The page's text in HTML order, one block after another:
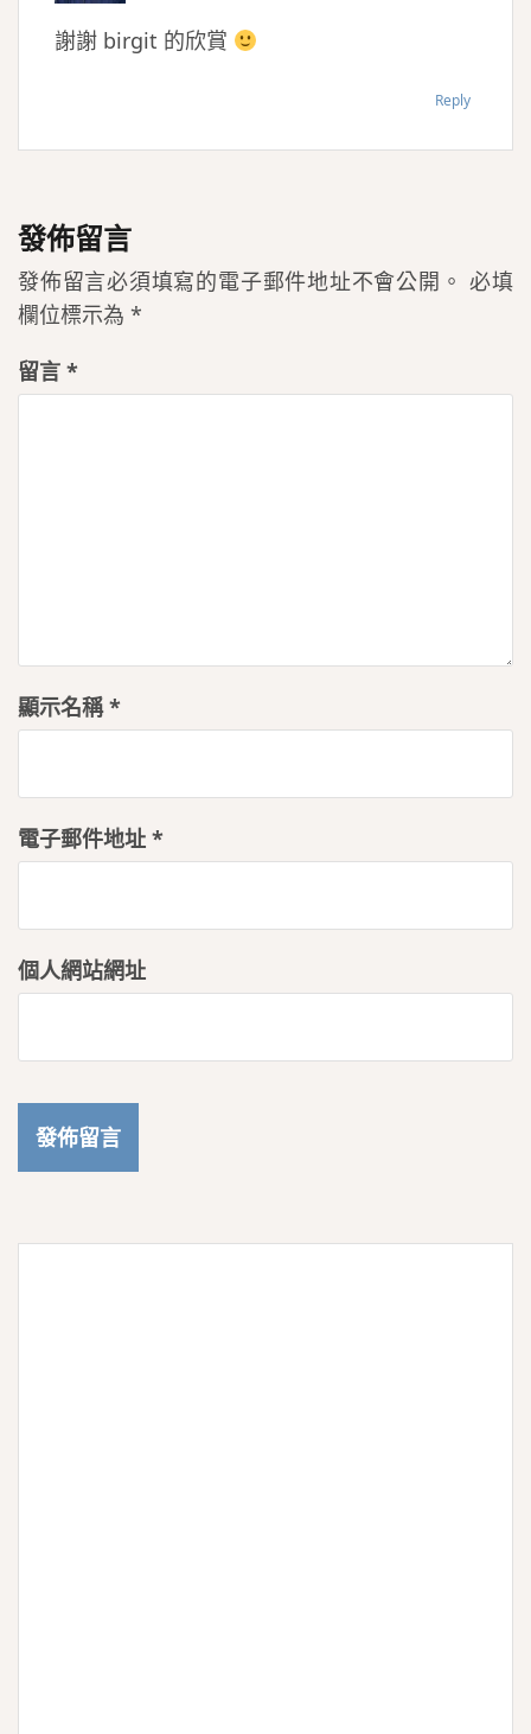
謝謝 birgit 的欣賞
Reply
發佈留言
發佈留言必須填寫的電子郵件地址不會公開。 必填
欄位標示為 *
留言 *
顯示名稱*
電子郵件地址 *
個人網站網址